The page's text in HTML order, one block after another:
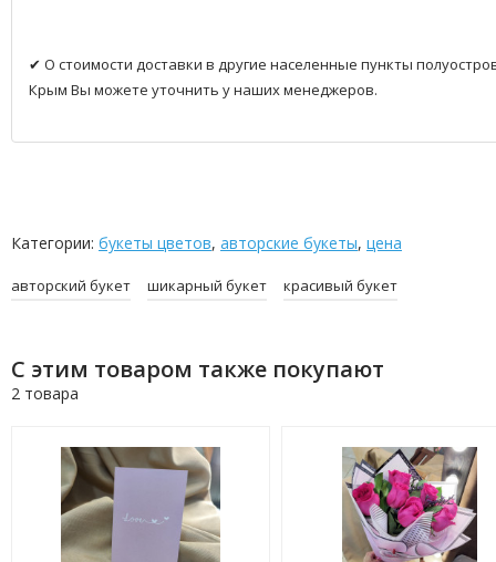
✔ О стоимости доставки в другие населенные пункты
Крым Вы можете уточнить у наших менеджеров.
Категории: букеты цветов, авторские букеты, цена
авторский букет шикарный букет красивый букет
С этим товаром также покупают
2 товара